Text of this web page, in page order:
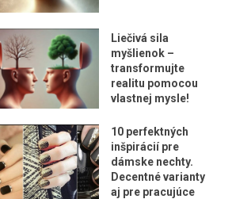
Liečivá sila
myšlienok –
transformujte
realitu pomocou
vlastnej mysle!
10 perfektných
inšpirácií pre
dámske nechty.
Decentné varianty
aj pre pracujúce